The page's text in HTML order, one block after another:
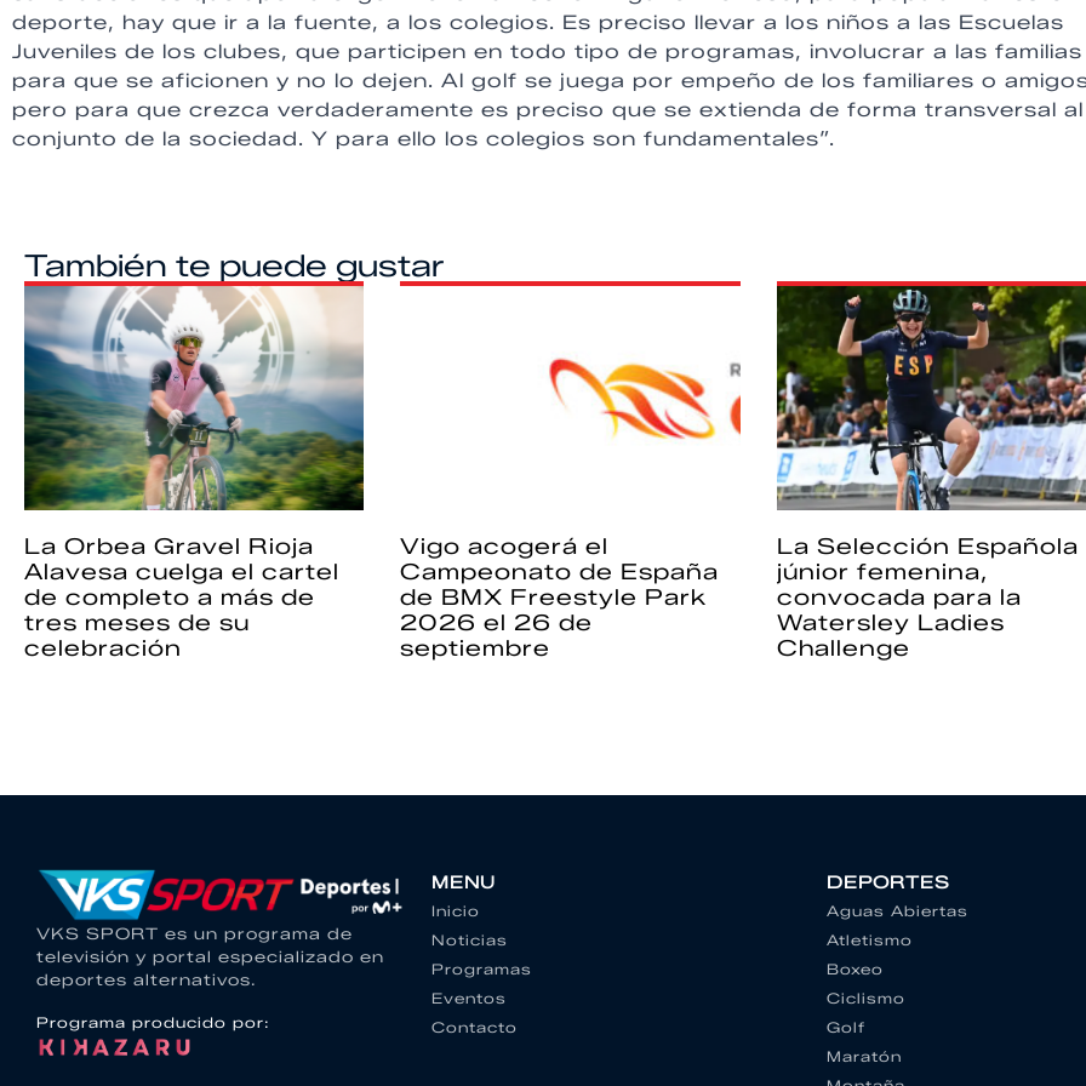
deporte, hay que ir a la fuente, a los colegios. Es preciso llevar a los niños a las Escuelas
Juveniles de los clubes, que participen en todo tipo de programas, involucrar a las familias
para que se aficionen y no lo dejen. Al golf se juega por empeño de los familiares o
pero para que crezca verdaderamente es preciso que se extienda de forma transversal al
conjunto de la sociedad. Y para ello los colegios son fundamentales”.
También te puede gustar
La Orbea Gravel Rioja
Alavesa cuelga el cartel
de completo a más de
tres meses de su
celebración
Vigo acogerá el
Campeonato de España
de BMX Freestyle Park
2026 el 26 de
septiembre
La Selección Española
júnior femenina,
convocada para la
Watersley Ladies
Challenge
VKS SPORT es un programa de
televisión y portal especializado en
deportes alternativos.
Programa producido por:
MENU
Inicio
Noticias
Programas
Eventos
Contacto
DEPORTES
Aguas Abiertas
Atletismo
Boxeo
Ciclismo
Golf
Maratón